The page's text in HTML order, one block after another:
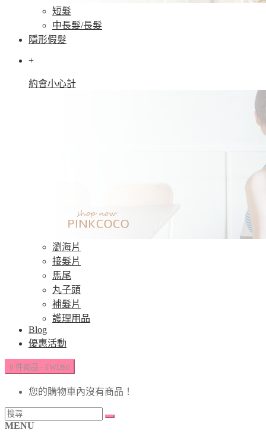
短髮
中長髮/長髮
隱形假髮
+
約會小心計
瀏海片
接髮片
馬尾
丸子頭
補髮片
護理用品
Blog
優惠活動
0 件商品 - TWD$0
您的購物車內沒有商品！
MENU